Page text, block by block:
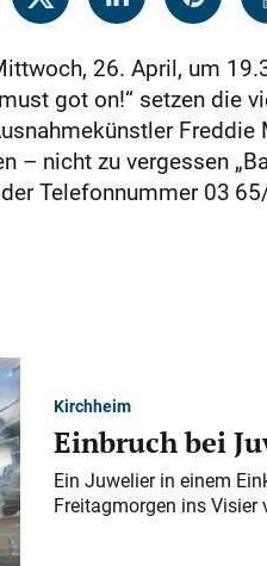
26. April, um
got on!“ setzen die
– nicht zu vergessen
Telefonnummer 03
Kirchheim
Einbruch bei
Ein Juwelier in einem
Freitagmorgen ins Visier